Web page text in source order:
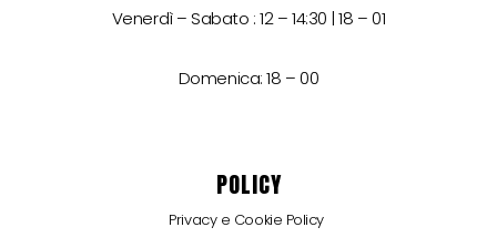
Venerdì – Sabato : 12 – 14:30 | 18 – 01
Domenica: 18 – 00
POLICY
Privacy e Cookie Policy